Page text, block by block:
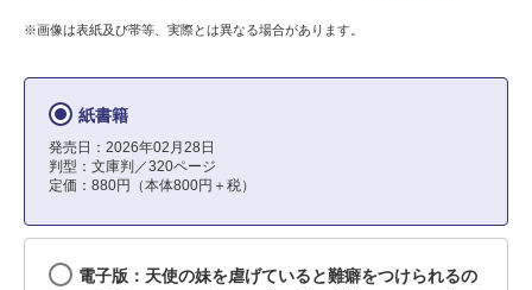
※画像は表紙及び帯等、実際とは異なる場合があります。
紙書籍
発売日：2026年02月28日
判型：文庫判／320ページ
定価：880円（本体800円＋税）
電子版：天使の妹を虐げていると難癖をつけられるの